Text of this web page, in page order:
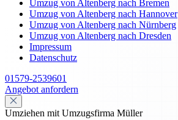
Umzug von Altenberg nach Bremen
Umzug von Altenberg nach Hannover
Umzug von Altenberg nach Nürnberg
Umzug von Altenberg nach Dresden
Impressum
Datenschutz
01579-2539601
Angebot anfordern
Umziehen mit Umzugsfirma Müller